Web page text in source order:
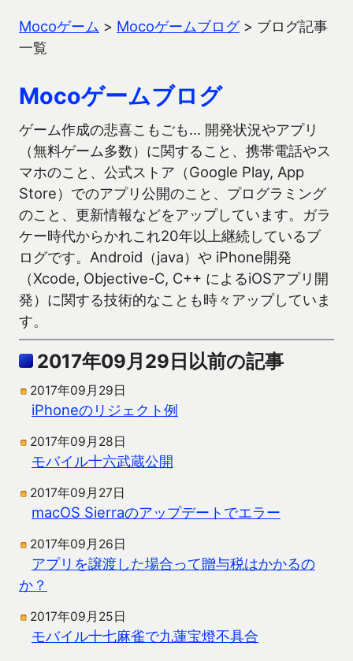
Mocoゲーム > Mocoゲームブログ> ブログ記事
一覧
Mocoゲームブログ
ゲーム作成の悲喜こもごも… 開発状況やアプリ
（無料ゲーム多数）に関すること、携帯電話やス
マホのこと、公式ストア（Google Play, App
Store）でのアプリ公開のこと、プログラミング
のこと、更新情報などをアップしています。ガラ
ケー時代からかれこれ20年以上継続しているブ
ログです。Android（java）や iPhone開発
（Xcode, Objective-C, C++ によるiOSアプリ開
発）に関する技術的なことも時々アップしていま
す。
2017年09月29日以前の記事
2017年09月29日
iPhoneのリジェクト例
2017年09月28日
モバイル十六武蔵公開
2017年09月27日
macOS Sierraのアップデートでエラー
2017年09月26日
アプリを譲渡した場合って贈与税はかかるの
か？
2017年09月25日
モバイル十七麻雀で九蓮宝燈不具合